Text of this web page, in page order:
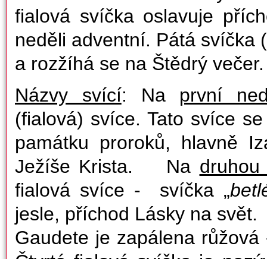
fialová svíčka oslavuje
neděli adventní. Pátá svíčka
a rozžíhá se na Štědrý
Názvy svící: Na první
(fialová) svíce. Tato svíce
památku proroků, hlavně
Ježíše Krista. Na
fialová svíce - svíčka „
jesle, příchod Lásky
Gaudete je zapálena